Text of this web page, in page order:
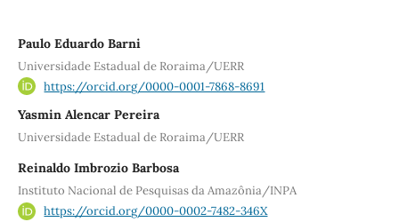
Paulo Eduardo Barni
Universidade Estadual de Roraima/UERR
https://orcid.org/0000-0001-7868-8691
Yasmin Alencar Pereira
Universidade Estadual de Roraima/UERR
Reinaldo Imbrozio Barbosa
Instituto Nacional de Pesquisas da Amazônia/INPA
https://orcid.org/0000-0002-7482-346X